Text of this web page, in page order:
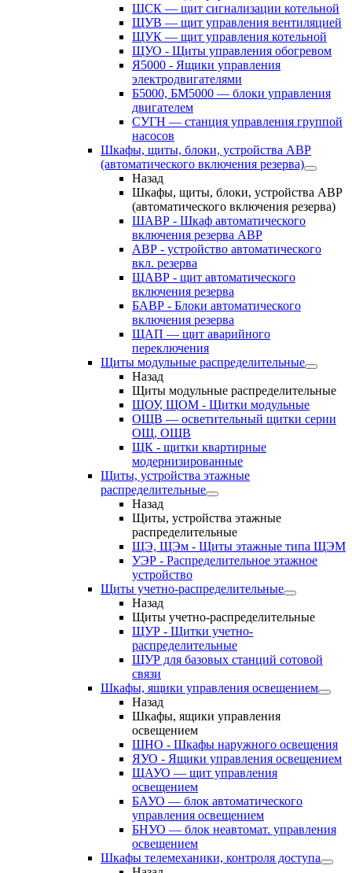
ЩСК — щит сигнализации котельной
ЩУВ — щит управления вентиляцией
ЩУК — щит управления котельной
ЩУО - Щиты управления обогревом
Я5000 - Ящики управления
электродвигателями
Б5000, БМ5000 — блоки управления
двигателем
СУГН — станция управления группой
насосов
Шкафы, щиты, блоки, устройства АВР
(автоматического включения резерва)
Назад
Шкафы, щиты, блоки, устройства АВР
(автоматического включения резерва)
ШАВР - Шкаф автоматического
включения резерва АВР
АВР - устройство автоматического
вкл. резерва
ЩАВР - щит автоматического
включения резерва
БАВР - Блоки автоматического
включения резерва
ЩАП — щит аварийного
переключения
Щиты модульные распределительные
Назад
Щиты модульные распределительные
ЩОУ, ЩОМ - Щитки модульные
ОЩВ — осветительный щитки серии
ОЩ, ОЩВ
ЩК - щитки квартирные
модернизированные
Щиты, устройства этажные
распределительные
Назад
Щиты, устройства этажные
распределительные
ЩЭ, ЩЭм - Щиты этажные типа ЩЭМ
УЭР - Распределительное этажное
устройство
Щиты учетно-распределительные
Назад
Щиты учетно-распределительные
ЩУР - Щитки учетно-
распределительные
ЩУР для базовых станций сотовой
связи
Шкафы, ящики управления освещением
Назад
Шкафы, ящики управления
освещением
ШНО - Шкафы наружного освещения
ЯУО - Ящики управления освещением
ЩАУО — щит управления
освещением
БАУО — блок автоматического
управления освещением
БНУО — блок неавтомат. управления
освещением
Шкафы телемеханики, контроля доступа